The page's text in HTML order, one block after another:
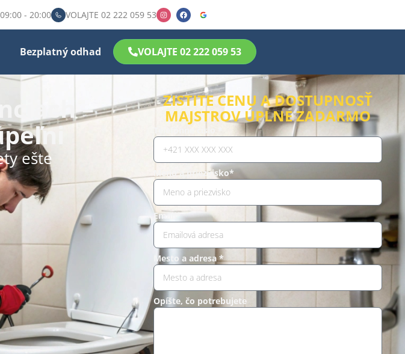
- 20:00 VOLAJTE 02 222 059 53
Bezplatný odhad VOLAJTE 02 222 059 53
–
ešte
ZISTITE CENU A DOSTUPNOSŤ
MAJSTROV ÚPLNE ZADARMO
Telefónne číslo *
Meno a priezvisko*
Email*
Mesto a adresa *
Opíšte, čo potrebujete